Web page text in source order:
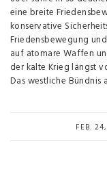
eine breite
konservative
Friedensbewegung
auf atomare Waffen
der kalte Krieg längst
Das westliche Bündnis
FEB.